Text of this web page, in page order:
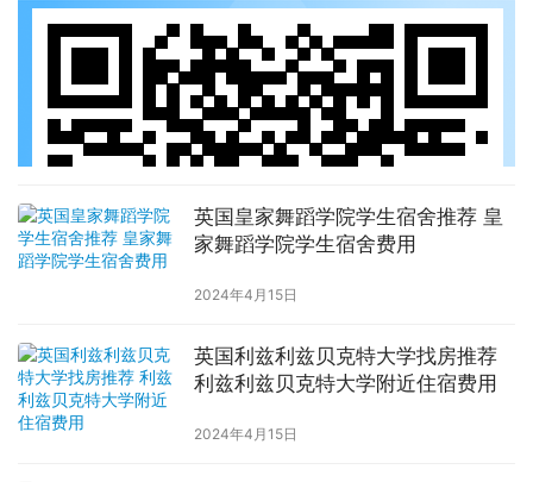
英国皇家舞蹈学院学生宿舍推荐 皇
家舞蹈学院学生宿舍费用
2024年4月15日
英国利兹利兹贝克特大学找房推荐
利兹利兹贝克特大学附近住宿费用
2024年4月15日